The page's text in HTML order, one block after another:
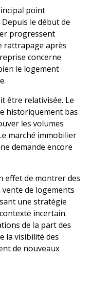
point
le début de
progressent
rattrapage après
concerne
le logement
être relativisée. Le
historiquement bas
les volumes
marché immobilier
demande encore
effet de montrer des
vente de logements
une stratégie
incertain.
de la part des
la visibilité des
de nouveaux